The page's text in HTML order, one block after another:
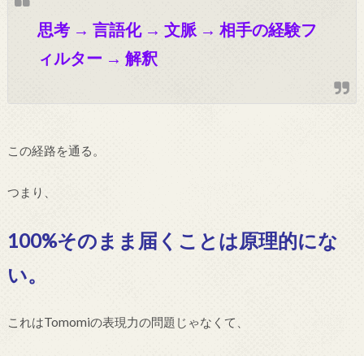
思考 → 言語化 → 文脈 → 相手の経験フ
ィルター → 解釈
この経路を通る。
つまり、
100%そのまま届くことは原理的にな
い。
これはTomomiの表現力の問題じゃなくて、